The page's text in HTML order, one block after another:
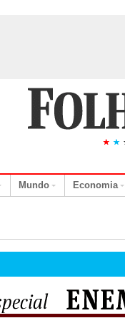
Mundo Economia